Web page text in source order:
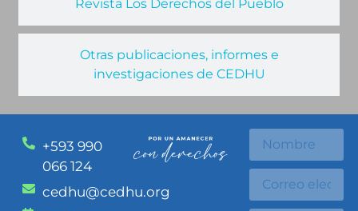
Revista Los Derechos del Pueblo
Otras publicaciones, informes e
investigaciones de CEDHU
+593 990
066 124
cedhu@cedhu.org